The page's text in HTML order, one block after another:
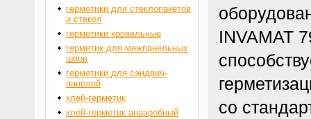
INVAMAT
со
герметики для стеклопакетов
и стекол
герметики кровельные
герметик для межпанельных
швов
герметики для сэндвич-
панелей
клей-герметик
клей-герметик анаэробный